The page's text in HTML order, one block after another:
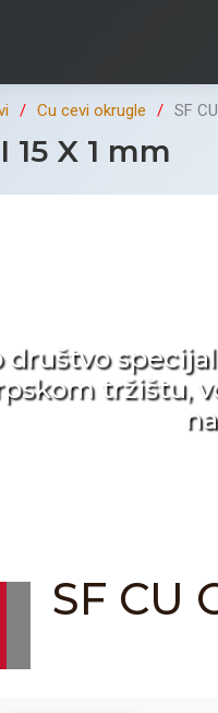
Cu cevi okrugle SF
15 X 1 mm
tržištu,
SF CU